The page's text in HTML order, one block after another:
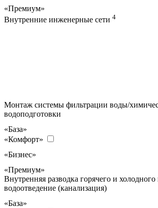
«Премиум»
Внутренние инженерные сети 4
Монтаж системы фильтрации воды/
водоподготовки
«База»
«Комфорт»
«Бизнес»
«Премиум»
Внутренняя разводка горячего и
водоотведение (канализация)
«База»